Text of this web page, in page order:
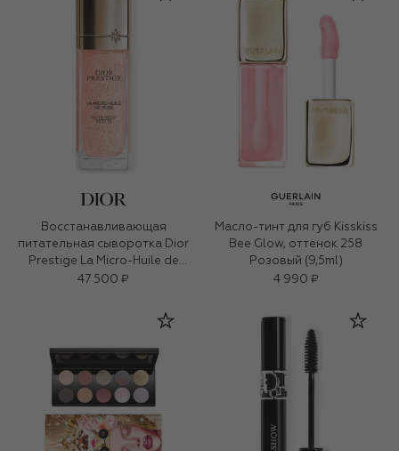
Восстанавливающая
питательная сыворотка Dior
Prestige La Micro-Huile de
Rose (50ml)
47 500 ₽
Масло-тинт для губ Kisskiss
Bee Glow, оттенок 258
Розовый (9,5ml)
4 990 ₽